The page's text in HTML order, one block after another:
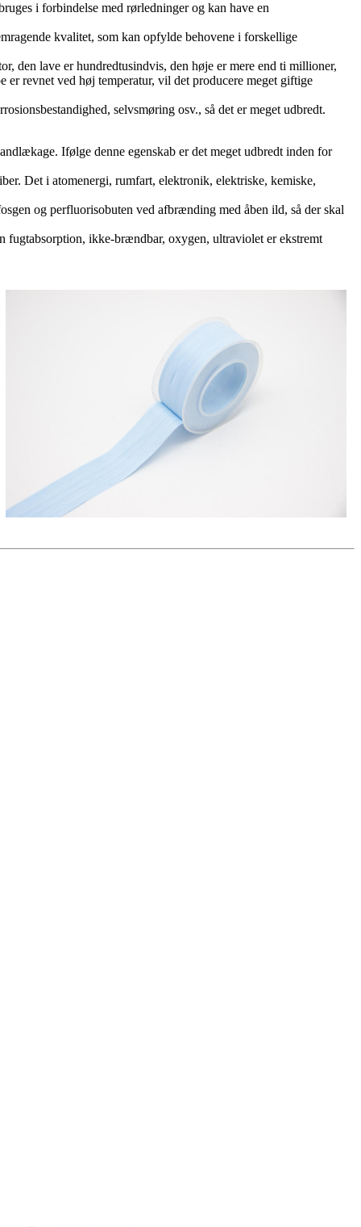
i forbindelse med rørledninger og kan have en
kvalitet, som kan opfylde behovene i forskellige
den lave er hundredtusindvis, den høje er mere end ti millioner,
revnet ved høj temperatur, vil det producere meget giftige
selvsmøring osv., så det er meget udbredt.
Ifølge denne egenskab er det meget udbredt inden for
Det i atomenergi, rumfart, elektronik, elektriske, kemiske,
og perfluorisobuten ved afbrænding med åben ild, så der skal
fugtabsorption, ikke-brændbar, oxygen, ultraviolet er ekstremt